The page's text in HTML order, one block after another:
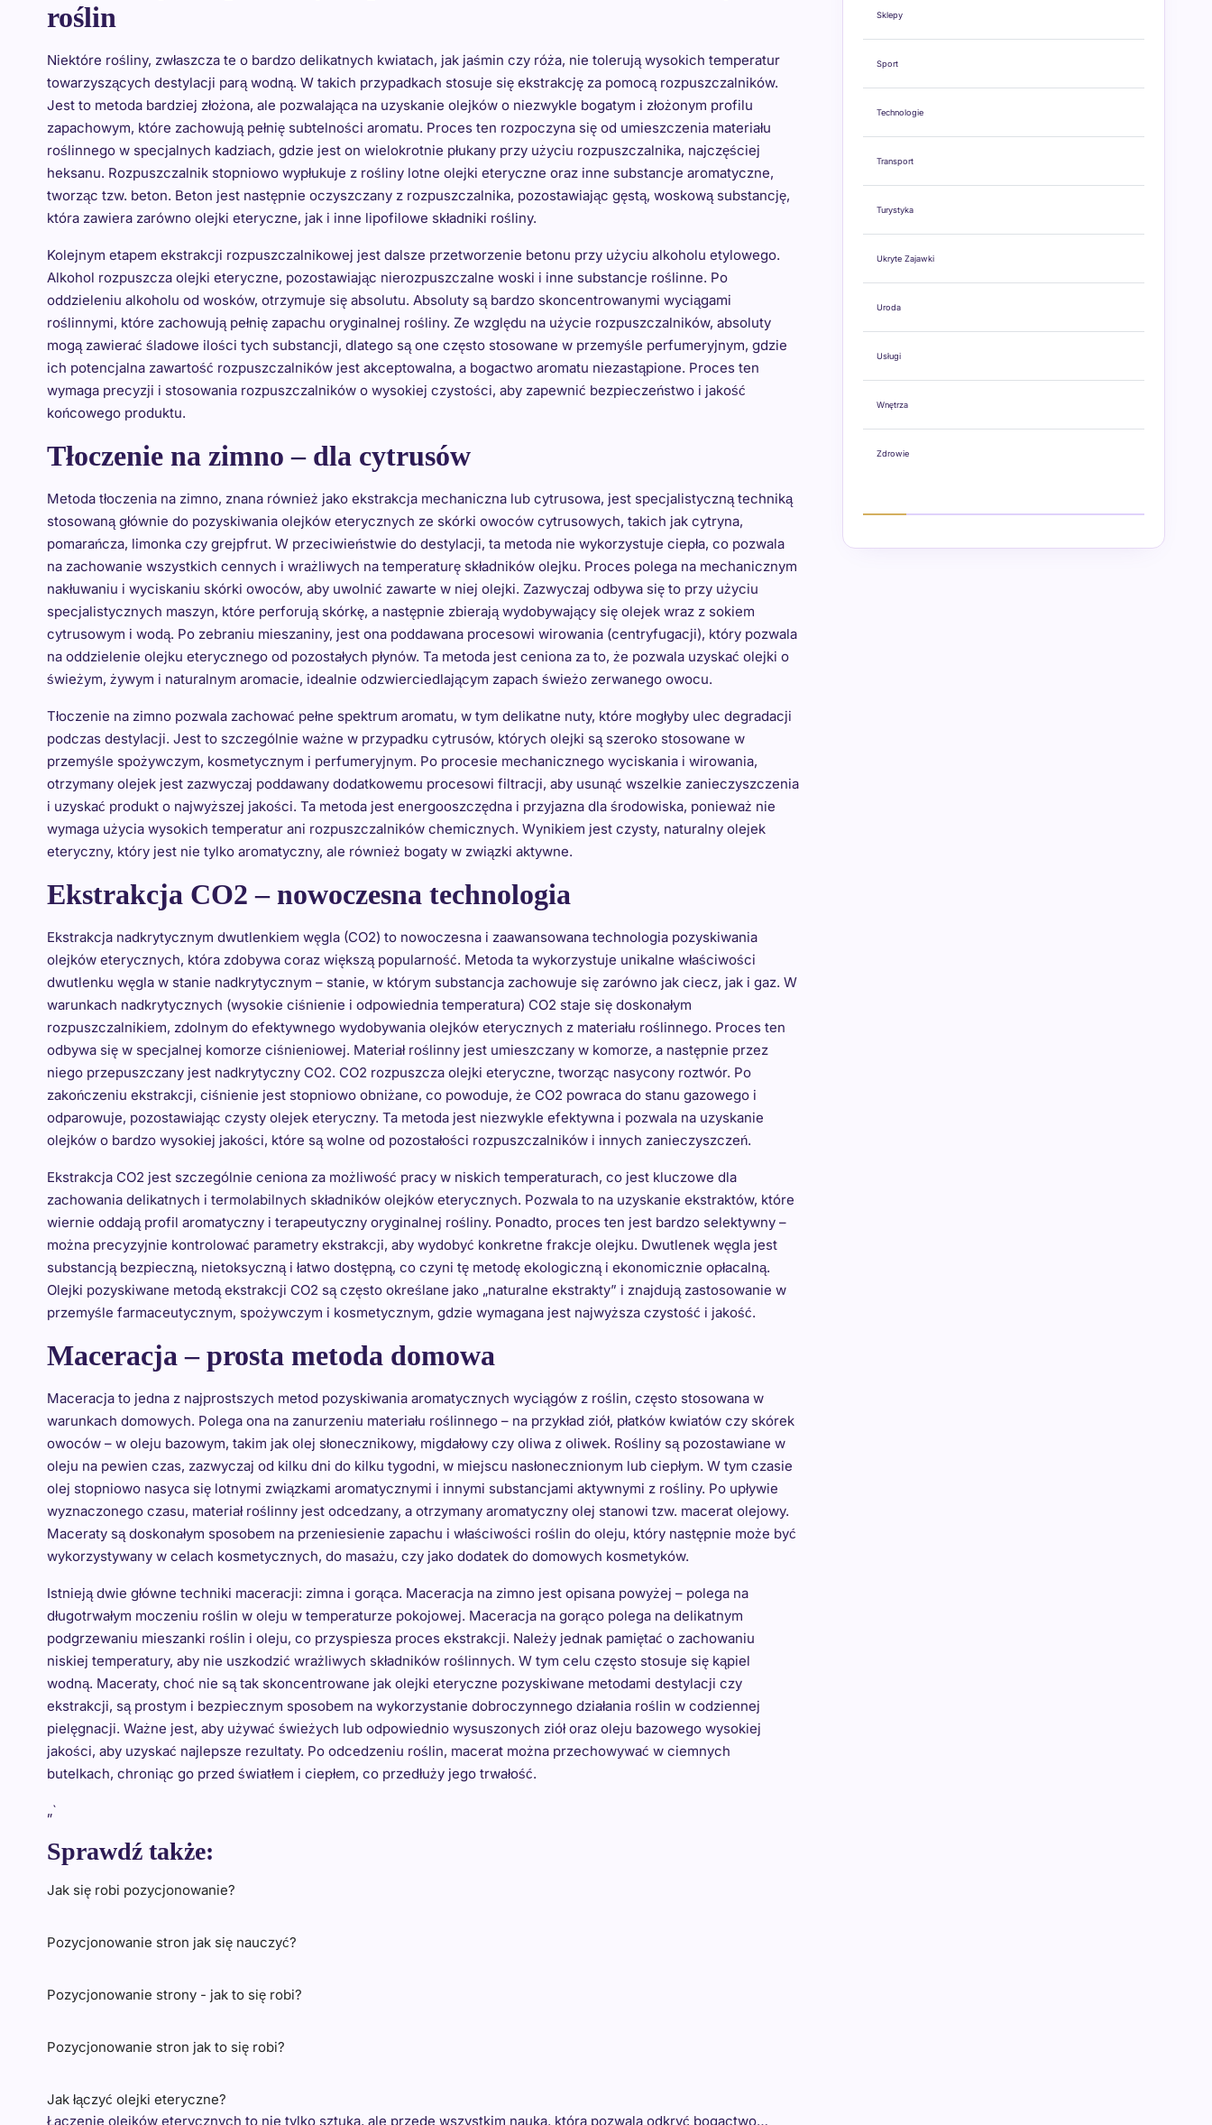
roślin
Niektóre rośliny, zwłaszcza te o bardzo delikatnych kwiatach, jak jaśmin czy róża, nie tolerują wysokich temperatur
towarzyszących destylacji parą wodną. W takich przypadkach stosuje się ekstrakcję za pomocą rozpuszczalników.
Jest to metoda bardziej złożona, ale pozwalająca na uzyskanie olejków o niezwykle bogatym i złożonym profilu
zapachowym, które zachowują pełnię subtelności aromatu. Proces ten rozpoczyna się od umieszczenia materiału
roślinnego w specjalnych kadziach, gdzie jest on wielokrotnie płukany przy użyciu rozpuszczalnika, najczęściej
heksanu. Rozpuszczalnik stopniowo wypłukuje z rośliny lotne olejki eteryczne oraz inne substancje aromatyczne,
tworząc tzw. beton. Beton jest następnie oczyszczany z rozpuszczalnika, pozostawiając gęstą, woskową substancję,
która zawiera zarówno olejki eteryczne, jak i inne lipofilowe składniki rośliny.
Kolejnym etapem ekstrakcji rozpuszczalnikowej jest dalsze przetworzenie betonu przy użyciu alkoholu etylowego.
Alkohol rozpuszcza olejki eteryczne, pozostawiając nierozpuszczalne woski i inne substancje roślinne. Po
oddzieleniu alkoholu od wosków, otrzymuje się absolutu. Absoluty są bardzo skoncentrowanymi wyciągami
roślinnymi, które zachowują pełnię zapachu oryginalnej rośliny. Ze względu na użycie rozpuszczalników, absoluty
mogą zawierać śladowe ilości tych substancji, dlatego są one często stosowane w przemyśle perfumeryjnym, gdzie
ich potencjalna zawartość rozpuszczalników jest akceptowalna, a bogactwo aromatu niezastąpione. Proces ten
wymaga precyzji i stosowania rozpuszczalników o wysokiej czystości, aby zapewnić bezpieczeństwo i jakość
końcowego produktu.
Tłoczenie na zimno – dla cytrusów
Metoda tłoczenia na zimno, znana również jako ekstrakcja mechaniczna lub cytrusowa, jest specjalistyczną techniką
stosowaną głównie do pozyskiwania olejków eterycznych ze skórki owoców cytrusowych, takich jak cytryna,
pomarańcza, limonka czy grejpfrut. W przeciwieństwie do destylacji, ta metoda nie wykorzystuje ciepła, co pozwala
na zachowanie wszystkich cennych i wrażliwych na temperaturę składników olejku. Proces polega na mechanicznym
nakłuwaniu i wyciskaniu skórki owoców, aby uwolnić zawarte w niej olejki. Zazwyczaj odbywa się to przy użyciu
specjalistycznych maszyn, które perforują skórkę, a następnie zbierają wydobywający się olejek wraz z sokiem
cytrusowym i wodą. Po zebraniu mieszaniny, jest ona poddawana procesowi wirowania (centryfugacji), który pozwala
na oddzielenie olejku eterycznego od pozostałych płynów. Ta metoda jest ceniona za to, że pozwala uzyskać olejki o
świeżym, żywym i naturalnym aromacie, idealnie odzwierciedlającym zapach świeżo zerwanego owocu.
Tłoczenie na zimno pozwala zachować pełne spektrum aromatu, w tym delikatne nuty, które mogłyby ulec degradacji
podczas destylacji. Jest to szczególnie ważne w przypadku cytrusów, których olejki są szeroko stosowane w
przemyśle spożywczym, kosmetycznym i perfumeryjnym. Po procesie mechanicznego wyciskania i wirowania,
otrzymany olejek jest zazwyczaj poddawany dodatkowemu procesowi filtracji, aby usunąć wszelkie zanieczyszczenia
i uzyskać produkt o najwyższej jakości. Ta metoda jest energooszczędna i przyjazna dla środowiska, ponieważ nie
wymaga użycia wysokich temperatur ani rozpuszczalników chemicznych. Wynikiem jest czysty, naturalny olejek
eteryczny, który jest nie tylko aromatyczny, ale również bogaty w związki aktywne.
Ekstrakcja CO2 – nowoczesna technologia
Ekstrakcja nadkrytycznym dwutlenkiem węgla (CO2) to nowoczesna i zaawansowana technologia pozyskiwania
olejków eterycznych, która zdobywa coraz większą popularność. Metoda ta wykorzystuje unikalne właściwości
dwutlenku węgla w stanie nadkrytycznym – stanie, w którym substancja zachowuje się zarówno jak ciecz, jak i gaz. W
warunkach nadkrytycznych (wysokie ciśnienie i odpowiednia temperatura) CO2 staje się doskonałym
rozpuszczalnikiem, zdolnym do efektywnego wydobywania olejków eterycznych z materiału roślinnego. Proces ten
odbywa się w specjalnej komorze ciśnieniowej. Materiał roślinny jest umieszczany w komorze, a następnie przez
niego przepuszczany jest nadkrytyczny CO2. CO2 rozpuszcza olejki eteryczne, tworząc nasycony roztwór. Po
zakończeniu ekstrakcji, ciśnienie jest stopniowo obniżane, co powoduje, że CO2 powraca do stanu gazowego i
odparowuje, pozostawiając czysty olejek eteryczny. Ta metoda jest niezwykle efektywna i pozwala na uzyskanie
olejków o bardzo wysokiej jakości, które są wolne od pozostałości rozpuszczalników i innych zanieczyszczeń.
Ekstrakcja CO2 jest szczególnie ceniona za możliwość pracy w niskich temperaturach, co jest kluczowe dla
zachowania delikatnych i termolabilnych składników olejków eterycznych. Pozwala to na uzyskanie ekstraktów, które
wiernie oddają profil aromatyczny i terapeutyczny oryginalnej rośliny. Ponadto, proces ten jest bardzo selektywny –
można precyzyjnie kontrolować parametry ekstrakcji, aby wydobyć konkretne frakcje olejku. Dwutlenek węgla jest
substancją bezpieczną, nietoksyczną i łatwo dostępną, co czyni tę metodę ekologiczną i ekonomicznie opłacalną.
Olejki pozyskiwane metodą ekstrakcji CO2 są często określane jako „naturalne ekstrakty” i znajdują zastosowanie w
przemyśle farmaceutycznym, spożywczym i kosmetycznym, gdzie wymagana jest najwyższa czystość i jakość.
Maceracja – prosta metoda domowa
Maceracja to jedna z najprostszych metod pozyskiwania aromatycznych wyciągów z roślin, często stosowana w
warunkach domowych. Polega ona na zanurzeniu materiału roślinnego – na przykład ziół, płatków kwiatów czy skórek
owoców – w oleju bazowym, takim jak olej słonecznikowy, migdałowy czy oliwa z oliwek. Rośliny są pozostawiane w
oleju na pewien czas, zazwyczaj od kilku dni do kilku tygodni, w miejscu nasłonecznionym lub ciepłym. W tym czasie
olej stopniowo nasyca się lotnymi związkami aromatycznymi i innymi substancjami aktywnymi z rośliny. Po upływie
wyznaczonego czasu, materiał roślinny jest odcedzany, a otrzymany aromatyczny olej stanowi tzw. macerat olejowy.
Maceraty są doskonałym sposobem na przeniesienie zapachu i właściwości roślin do oleju, który następnie może być
wykorzystywany w celach kosmetycznych, do masażu, czy jako dodatek do domowych kosmetyków.
Istnieją dwie główne techniki maceracji: zimna i gorąca. Maceracja na zimno jest opisana powyżej – polega na
długotrwałym moczeniu roślin w oleju w temperaturze pokojowej. Maceracja na gorąco polega na delikatnym
podgrzewaniu mieszanki roślin i oleju, co przyspiesza proces ekstrakcji. Należy jednak pamiętać o zachowaniu
niskiej temperatury, aby nie uszkodzić wrażliwych składników roślinnych. W tym celu często stosuje się kąpiel
wodną. Maceraty, choć nie są tak skoncentrowane jak olejki eteryczne pozyskiwane metodami destylacji czy
ekstrakcji, są prostym i bezpiecznym sposobem na wykorzystanie dobroczynnego działania roślin w codziennej
pielęgnacji. Ważne jest, aby używać świeżych lub odpowiednio wysuszonych ziół oraz oleju bazowego wysokiej
jakości, aby uzyskać najlepsze rezultaty. Po odcedzeniu roślin, macerat można przechowywać w ciemnych
butelkach, chroniąc go przed światłem i ciepłem, co przedłuży jego trwałość.
„`
Sprawdź także:
Jak się robi pozycjonowanie?
Pozycjonowanie stron jak się nauczyć?
Pozycjonowanie strony - jak to się robi?
Pozycjonowanie stron jak to się robi?
Jak łączyć olejki eteryczne?
Łączenie olejków eterycznych to nie tylko sztuka, ale przede wszystkim nauka, która pozwala odkryć bogactwo…
Sklepy
Sport
Technologie
Transport
Turystyka
Ukryte Zajawki
Uroda
Usługi
Wnętrza
Zdrowie